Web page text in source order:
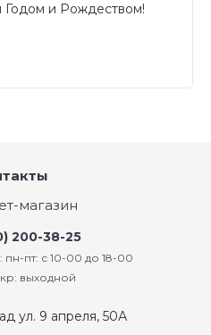
и Рождеством!
магазин
200-38-25
пт: с 10-00 до 18-00
выходной
ул. 9 апреля, 50А